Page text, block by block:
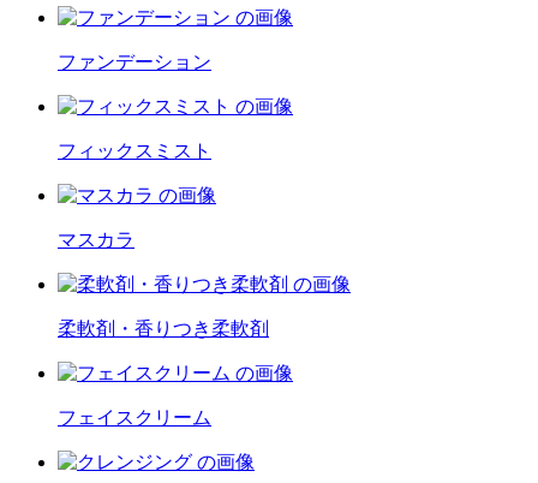
ファンデーション
フィックスミスト
マスカラ
柔軟剤・香りつき柔軟剤
フェイスクリーム